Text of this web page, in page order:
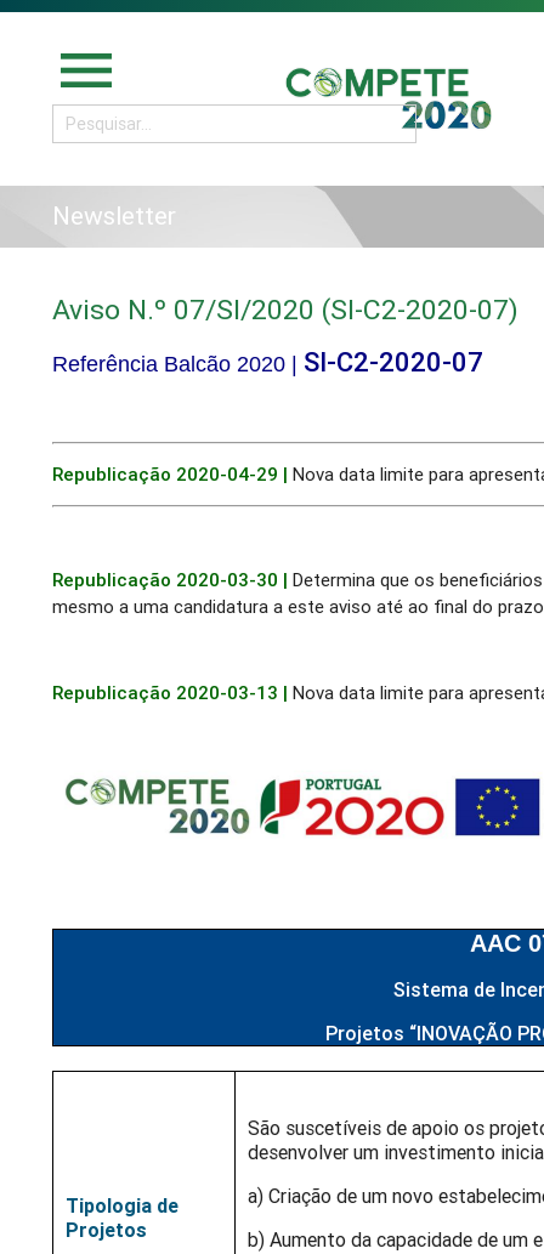
menu
Newsletter
Aviso N.º 07/SI/2020 (SI-C2-2020-07)
Referência Balcão 2020 | SI-C2-2020-07
Republicação 2020-04-29 |Nova data limite para
Republicação 2020-03-30 | Determina que os
mesmo a uma candidatura a este aviso até ao final do
Republicação 2020-03-13 |Nova data limite para
AAC
Sistema de
Projetos “INOVAÇÃO
Tipologia de
Projetos
São suscetíveis de apoio os
desenvolver um investimento
a) Criação de um novo
b) Aumento da capacidade de um